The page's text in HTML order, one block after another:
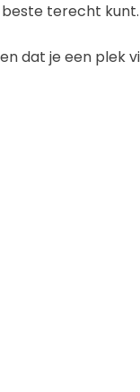
beste terecht kunt.
dat je een plek